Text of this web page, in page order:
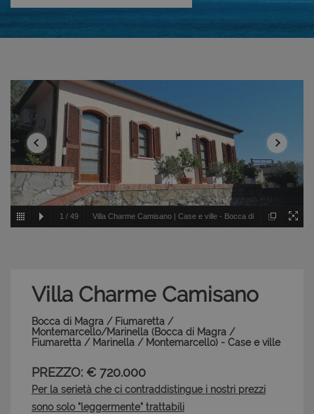
1 / 49 Villa Charme Camisano | Case e ville - Bocca di
Villa Charme Camisano
Bocca di Magra / Fiumaretta /
Montemarcello/Marinella (Bocca di Magra /
Fiumaretta / Marinella / Montemarcello) - Case e ville
PREZZO: € 720.000
Per la serietà che ci contraddistingue i nostri prezzi
sono solo "leggermente" trattabili